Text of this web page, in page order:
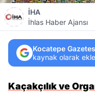
İHA
İhlas Haber Ajansı
Kocatepe
kaynak olarak
Kaçakçılık ve